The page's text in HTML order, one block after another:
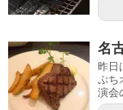
名
昨日
ぷち
演会